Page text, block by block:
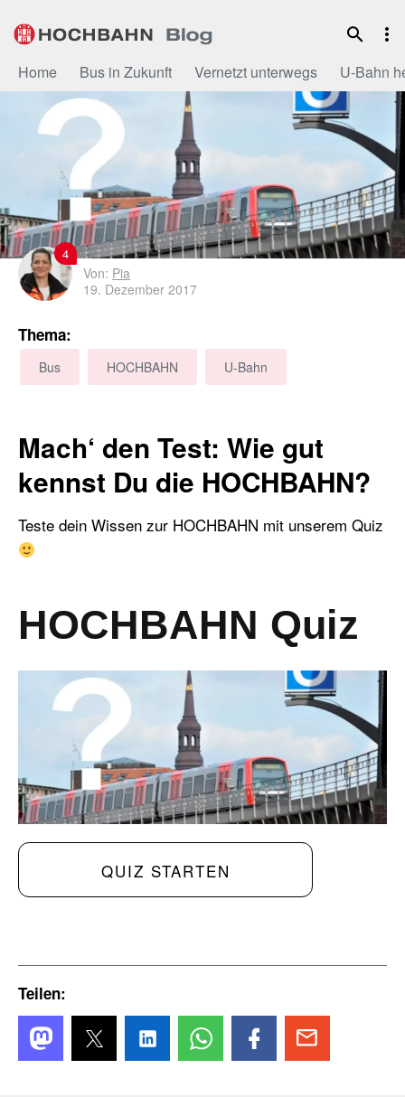
Inhalt
Home Bus in Zukunft Vernetzt unterwegs U-Bahn
4
Von: Pia
19. Dezember 2017
Thema:
Bus HOCHBAHN U-Bahn
Mach‘ den Test: Wie gut
kennst Du die HOCHBAHN?
Teste dein Wissen zur HOCHBAHN mit unserem Quiz
HOCHBAHN Quiz
QUIZ STARTEN
Teilen: